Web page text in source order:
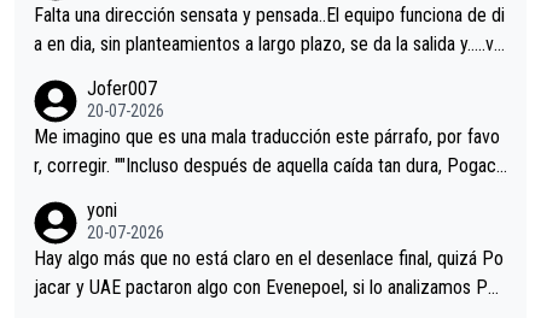
Falta una dirección sensata y pensada..El equipo funciona de di
a en dia, sin planteamientos a largo plazo, se da la salida y…..ve
Minguez, Velez etc etc.Me da pena vivir estos momentos tan
tristes sin victorias.
Jofer007
20-07-2026
Me imagino que es una mala traducción este párrafo, por favo
r, corregir. ""Incluso después de aquella caída tan dura, Pogaca
permaneció pegado a su rueda. Parecía increíble la forma en l
a que era capaz de controlar el miedo", recordó."
yoni
20-07-2026
Hay algo más que no está claro en el desenlace final, quizá Po
jacar y UAE pactaron algo con Evenepoel, si lo analizamos Poj